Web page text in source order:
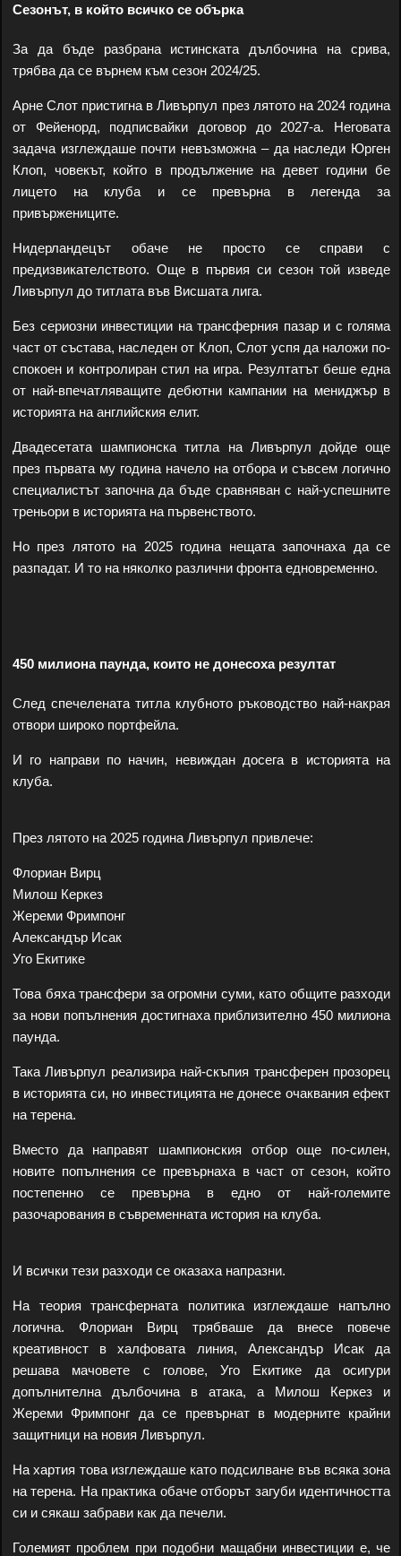
Сезонът, в който всичко се обърка
За да бъде разбрана истинската дълбочина на срива,
трябва да се върнем към сезон 2024/25.
Арне Слот пристигна в Ливърпул през лятото на 2024 година
от Фейенорд, подписвайки договор до 2027-а. Неговата
задача изглеждаше почти невъзможна – да наследи Юрген
Клоп, човекът, който в продължение на девет години бе
лицето на клуба и се превърна в легенда за
привържениците.
Нидерландецът обаче не просто се справи с
предизвикателството. Още в първия си сезон той изведе
Ливърпул до титлата във Висшата лига.
Без сериозни инвестиции на трансферния пазар и с голяма
част от състава, наследен от Клоп, Слот успя да наложи по-
спокоен и контролиран стил на игра. Резултатът беше една
от най-впечатляващите дебютни кампании на мениджър в
историята на английския елит.
Двадесетата шампионска титла на Ливърпул дойде още
през първата му година начело на отбора и съвсем логично
специалистът започна да бъде сравняван с най-успешните
треньори в историята на първенството.
Но през лятото на 2025 година нещата започнаха да се
разпадат. И то на няколко различни фронта едновременно.
450 милиона паунда, които не донесоха резултат
След спечелената титла клубното ръководство най-накрая
отвори широко портфейла.
И го направи по начин, невиждан досега в историята на
клуба.
През лятото на 2025 година Ливърпул привлече:
Флориан Вирц
Милош Керкез
Жереми Фримпонг
Александър Исак
Уго Екитике
Това бяха трансфери за огромни суми, като общите разходи
за нови попълнения достигнаха приблизително 450 милиона
паунда.
Така Ливърпул реализира най-скъпия трансферен прозорец
в историята си, но инвестицията не донесе очаквания ефект
на терена.
Вместо да направят шампионския отбор още по-силен,
новите попълнения се превърнаха в част от сезон, който
постепенно се превърна в едно от най-големите
разочарования в съвременната история на клуба.
И всички тези разходи се оказаха напразни.
На теория трансферната политика изглеждаше напълно
логична. Флориан Вирц трябваше да внесе повече
креативност в халфовата линия, Александър Исак да
решава мачовете с голове, Уго Екитике да осигури
допълнителна дълбочина в атака, а Милош Керкез и
Жереми Фримпонг да се превърнат в модерните крайни
защитници на новия Ливърпул.
На хартия това изглеждаше като подсилване във всяка зона
на терена. На практика обаче отборът загуби идентичността
си и сякаш забрави как да печели.
Големият проблем при подобни мащабни инвестиции е, че